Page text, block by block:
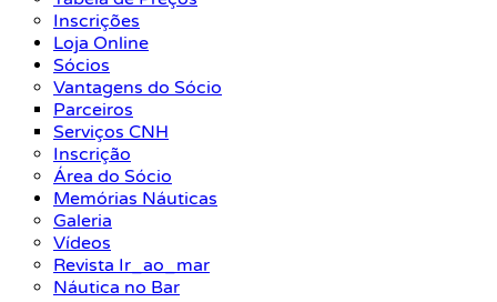
Inscrições
Loja Online
Sócios
Vantagens do Sócio
Parceiros
Serviços CNH
Inscrição
Área do Sócio
Memórias Náuticas
Galeria
Vídeos
Revista Ir_ao_mar
Náutica no Bar